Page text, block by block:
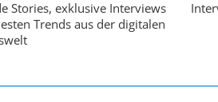
Stories, exklusive Interviews
Trends aus der digitalen
zur KI-fähigen Steuerung